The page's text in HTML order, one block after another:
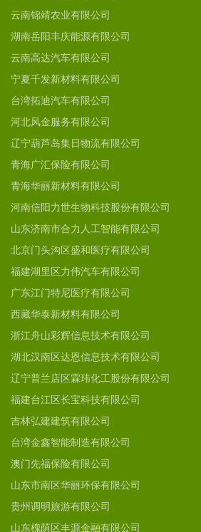
云南锦靖农业有限公司
湖南岳阳丰庆能源有限公司
云南高达汽车有限公司
宁夏千发新材料有限公司
台湾拓迪汽车有限公司
河北风金服务有限公司
辽宁葫芦岛集日物流有限公司
青海广汇保险有限公司
青海华丽新材料有限公司
河南信阳力世生物科技股份有限公司
山东济南市合力人工智能有限公司
北京门头沟区盛和医疗有限公司
福建湖里区力伟汽车有限公司
广东江门特尼医疗有限公司
西藏华泰新材料有限公司
浙江舟山彩辉信息技术有限公司
湖北汉南区达恩信息技术有限公司
辽宁普兰店区霖玮化工股份有限公司
福建台江区长宝科技有限公司
吉林弘建建筑有限公司
台湾金鑫智能制造有限公司
澳门先福保险有限公司
山东市南区华丽环保有限公司
贵州调明旅游有限公司
山东槐荫区丰源金融有限公司